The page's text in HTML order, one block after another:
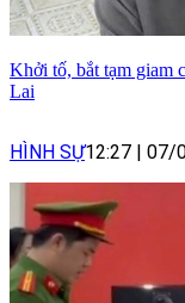
Khởi tố, bắt tạm giam
Lai
HÌNH SỰ12:27 | 07/